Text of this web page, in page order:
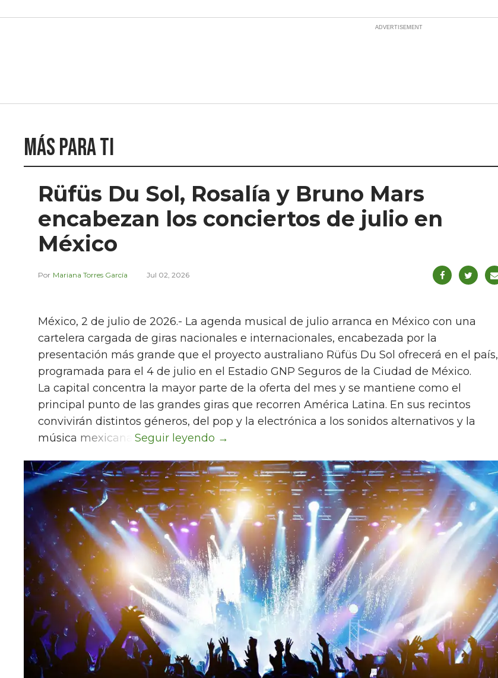
Más para ti
Rüfüs Du Sol, Rosalía y Bruno Mars
encabezan los conciertos de julio en
México
Mariana Torres García Jul 02, 2026
México, 2 de julio de 2026.- La agenda musical de julio arranca en México con una
cartelera cargada de giras nacionales e internacionales, encabezada por la
presentación más grande que el proyecto australiano Rüfüs Du Sol ofrecerá en el país,
programada para el 4 de julio en el Estadio GNP Seguros de la Ciudad de México.
La capital concentra la mayor parte de la oferta del mes y se mantiene como el
principal punto de las grandes giras que recorren América Latina. En sus recintos
convivirán distintos géneros, del pop y la electrónica a los sonidos alternativos y la
música mexicana.